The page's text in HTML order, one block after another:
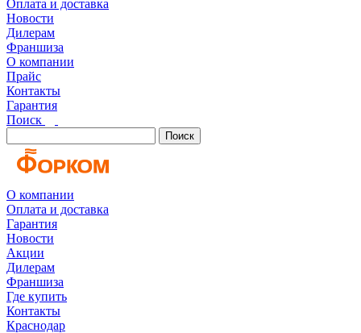
Оплата и доставка
Новости
Дилерам
Франшиза
О компании
Прайс
Контакты
Гарантия
Поиск
Поиск
О компании
Оплата и доставка
Гарантия
Новости
Акции
Дилерам
Франшиза
Где купить
Контакты
Краснодар